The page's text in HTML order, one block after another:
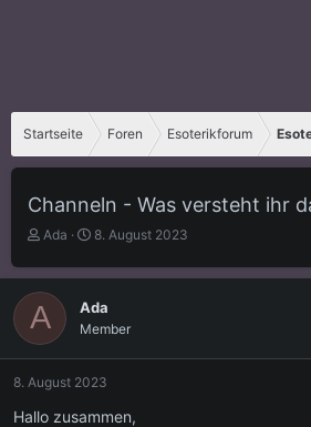
Startseite Foren Esoterikforum
Channeln - Was versteht ihr
E
s
t
e
r
Ada
E
s
e
l
a
m
8. August 2023
A Ada
Member
8. August 2023
Hallo zusammen,